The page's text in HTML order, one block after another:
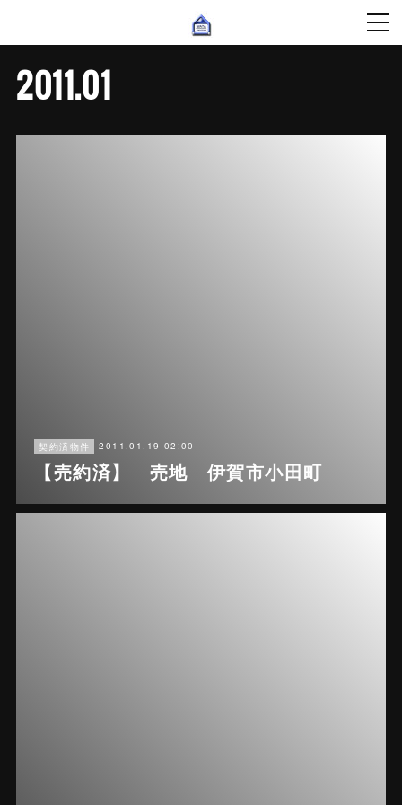
2011.01
契約済物件 2011.01.19 02:00
【売約済】 売地 伊賀市小田町